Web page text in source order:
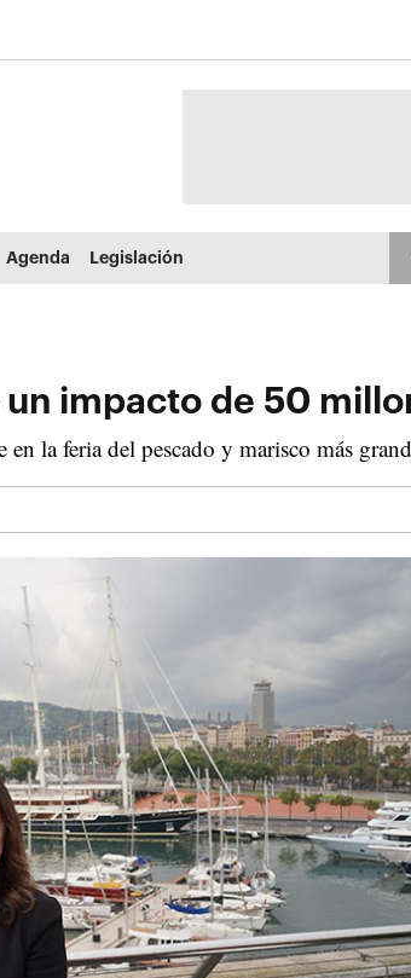
Agenda Legislación
impacto de 50
la feria del pescado y marisco más